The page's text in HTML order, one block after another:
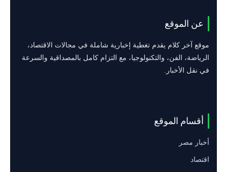
عن الموقع
موقع آخر كلام يقدم تغطية إخبارية شاملة في مجالات الاقتصاد،
الرياضة، الفن، والتكنولوجيا، مع التزام كامل بالمصداقية والسرعة
في نقل الأخبار.
أقسام الموقع
أخبار مصر
اقتصاد